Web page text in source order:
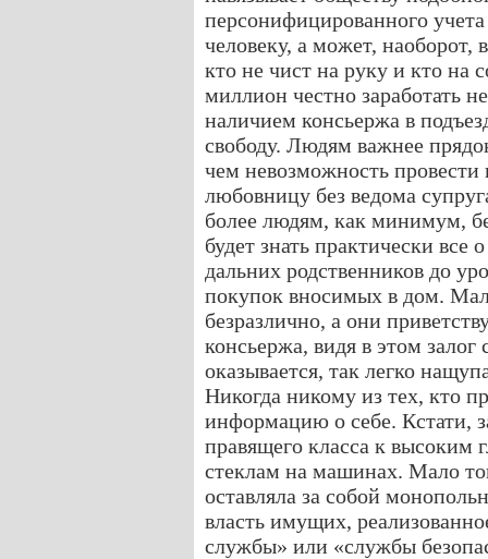
персонифицированного
человеку, а может, наоборот,
кто не чист на руку и кто на
миллион честно заработать
наличием консьержа в
свободу. Людям важнее
чем невозможность
любовницу без ведома
более людям, как минимум,
будет знать практически все
дальних родственников до
покупок вносимых в дом.
безразлично, а они
консьержа, видя в этом залог
оказывается, так легко
Никогда никому из тех, кто
информацию о себе. Кстати,
правящего класса к высоким
стеклам на машинах. Мало
оставляла за собой
власть имущих,
службы» или «службы